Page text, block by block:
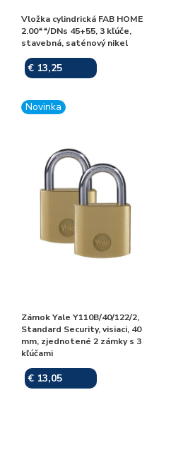
Vložka cylindrická FAB HOME
2.00**/DNs 45+55, 3 kľúče,
stavebná, saténový nikel
€ 13,25
Novinka
Zámok Yale Y110B/40/122/2,
Standard Security, visiaci, 40
mm, zjednotené 2 zámky s 3
kľúčami
€ 13,05